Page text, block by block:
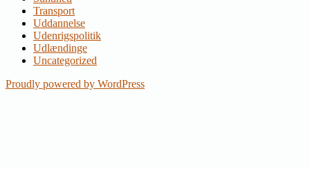
Transport
Uddannelse
Udenrigspolitik
Udlændinge
Uncategorized
Proudly powered by WordPress